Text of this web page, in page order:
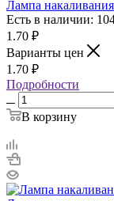
Лампа
Есть в наличии:
1.70 ₽
Варианты цен
1.70 ₽
Подробности
В корзину